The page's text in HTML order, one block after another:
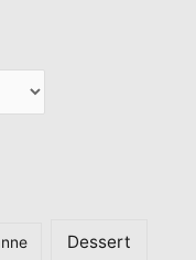
Dessert